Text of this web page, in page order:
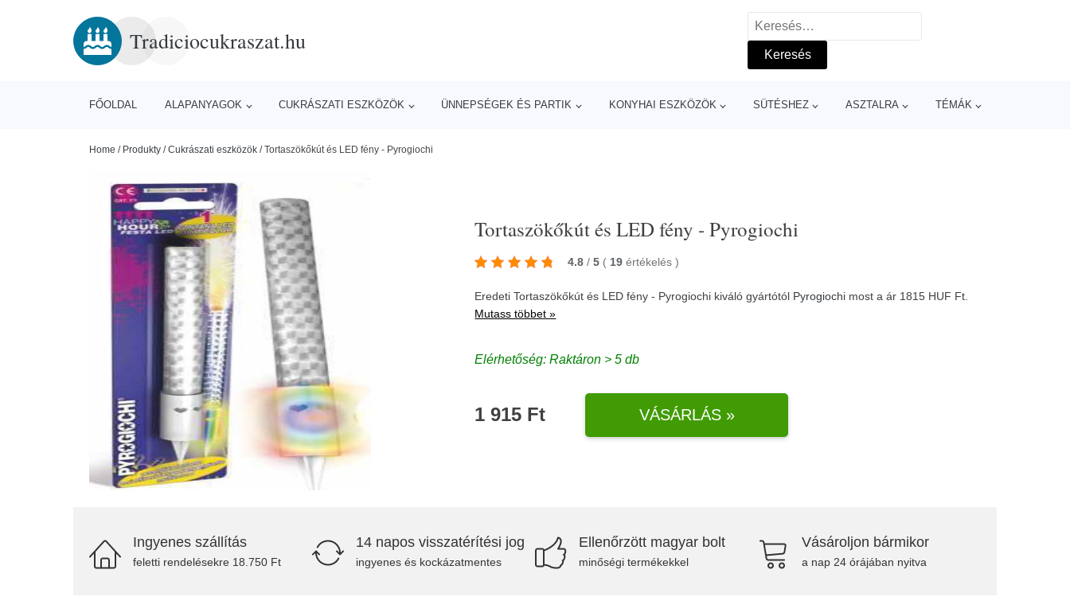
Tradiciocukraszat.hu
Keresés:
FŐOLDAL ALAPANYAGOK CUKRÁSZATI ESZKÖZÖK ÜNNEPSÉGEK ÉS PARTIK KONYHAI ESZKÖZÖK SÜTÉSHEZ ASZTALRA TÉMÁK
Home / Produkty /Cukrászati eszközök /Tortaszökőkút és LED fény - Pyrogiochi
Tortaszökőkút és LED fény - Pyrogiochi
4.8 / 5 ( 19 értékelés)
Eredeti Tortaszökőkút és LED fény - Pyrogiochi kiváló gyártótól Pyrogiochi most a ár 1815 HUF Ft.
Mutass többet »
Elérhetőség: Raktáron > 5 db
1 915 Ft VÁSÁRLÁS »
Ingyenes szállítás
feletti rendelésekre 18.750 Ft
14 napos visszatérítési jog
ingyenes és kockázatmentes
Ellenőrzött magyar bolt
minőségi termékekkel
Vásároljon bármikor
a nap 24 órájában nyitva